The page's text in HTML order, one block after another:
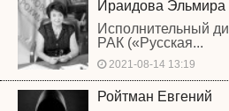
Ираидова Эльмира
Исполнительный
РАК («Русская...
2021-08-14 13:19
Ройтман Евгений